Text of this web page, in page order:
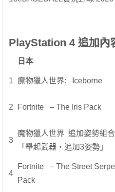
PlayStation 4 追加內
日本
1 魔物獵人世界: Iceborne
2 Fortnite – The Iris Pack
3
魔物獵人世界 追加姿勢組合
「舉起武器‧追加3姿勢」
4
Fortnite – The Street
Pack